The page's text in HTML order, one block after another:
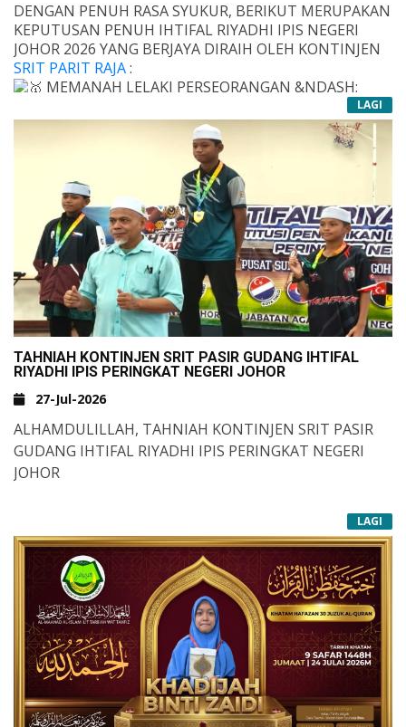
DENGAN PENUH RASA SYUKUR, BERIKUT MERUPAKAN
KEPUTUSAN PENUH IHTIFAL RIYADHI IPIS NEGERI
JOHOR 2026 YANG BERJAYA DIRAIH OLEH KONTINJEN
SRIT PARIT RAJA:
MEMANAH LELAKI PERSEORANGAN &NDASH;
MEMANAH PEREMPUAN PERSEORANGAN
&NDASH; TEMPAT KETIGA
MEMANAH LELAKI BERKUMPULAN &NDASH;
MEMANAH PEREMPUAN BERKUMPULAN
&NDASH; NAIB JOHAN
PING PONG PERSEORANGAN PEREMPUAN
&NDASH; NAIB JOHAN
BOLA JARING &NDASH; TEMPAT KETIGA
&NBSP;
SETINGGI-TINGGI TAHNIAH DAN SYABAS DIUCAPKAN
KEPADA SEMUA ATLET, JURULATIH, PENGURUS
PASUKAN, IBU BAPA SERTA SELURUH WARGA YANG
TELAH BERTUNGKUS-LUMUS MENJAYAKAN
PENYERTAAN PADA TAHUN INI.
SEMOGA KEJAYAAN INI MENJADI PEMANGKIN UNTUK
TERUS MELAKAR LEBIH BANYAK KECEMERLANGAN
PADA MASA AKAN DATANG. TERIMA KASIH ATAS
SEGALA DOA, SOKONGAN DAN SEMANGAT YANG
DIBERIKAN.
&NBSP;
#MITT
#SRITPARITRAJA
#IHTIFALRIYADHI2026
#IPISJOHOR #TAHNIAHATLET
#KECEMERLANGANBERSAMA
#MEMACUKEJAYAAN
&NBSP;
-AJ-
LAGI
TAHNIAH KONTINJEN SRIT PASIR GUDANG IHTIFAL
RIYADHI IPIS PERINGKAT NEGERI JOHOR
27-Jul-2026
ALHAMDULILLAH, TAHNIAH KONTINJEN SRIT PASIR
GUDANG IHTIFAL RIYADHI IPIS PERINGKAT NEGERI
JOHOR
BERIKUT MERUPAKAN KEPUTUSAN PENUH IHTIFAL
RIYADHI IPIS NEGERI JOHOR 2026 YANG BERJAYA
DIRAIH OLEH KONTINJEN SRIT PASIR GUDANG :
MEMANAH INDIVIDU:
📍JOHAN PEREMPUAN
NUR ADLINA IZZATI BINTI MUHAMMAD NAJIB)
MEMANAH BERKUMPULAN :
📍NAIB JOHAN LELAKI
LAGI